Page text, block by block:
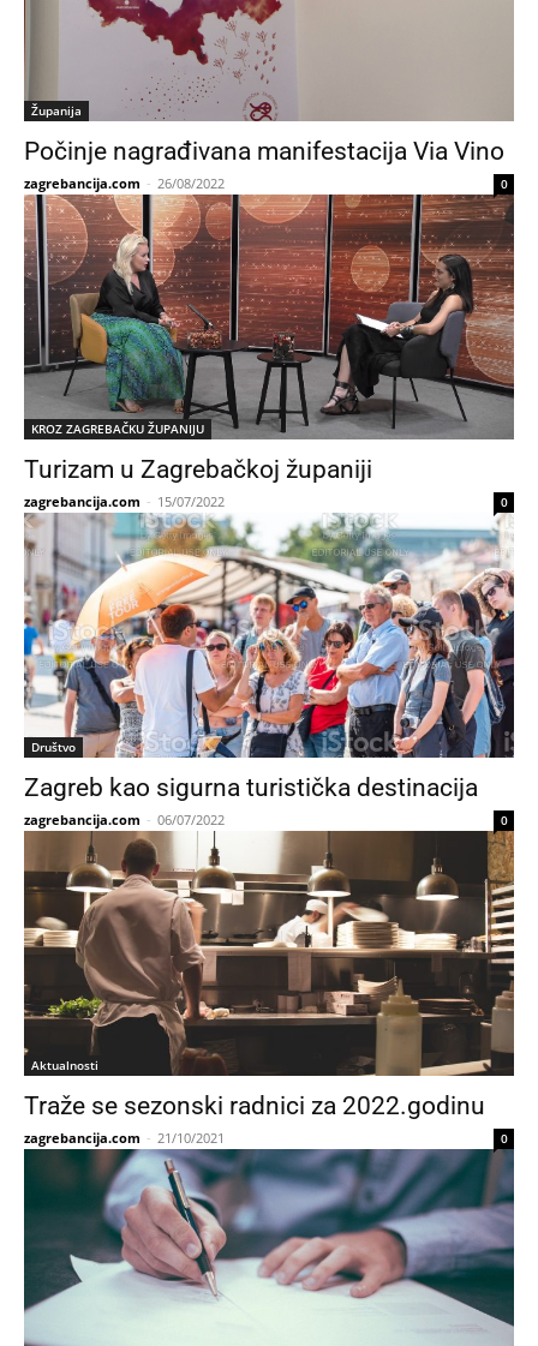
Županija
Počinje nagrađivana manifestacija Via Vino
zagrebancija.com - 26/08/2022 0
KROZ ZAGREBAČKU ŽUPANIJU
Turizam u Zagrebačkoj županiji
zagrebancija.com - 15/07/2022 0
Društvo
Zagreb kao sigurna turistička destinacija
zagrebancija.com - 06/07/2022 0
Aktualnosti
Traže se sezonski radnici za 2022.godinu
zagrebancija.com - 21/10/2021 0